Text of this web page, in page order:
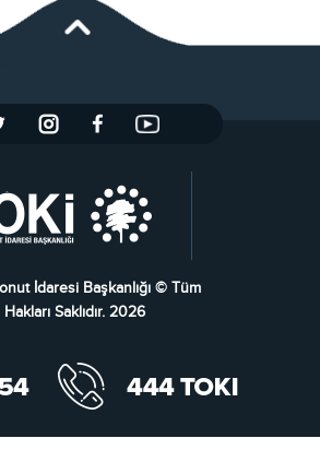
İdaresi Başkanlığı © Tüm
Hakları Saklıdır. 2026